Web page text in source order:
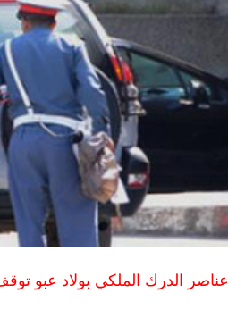
عناصر الدرك الملكي بولاد عبو